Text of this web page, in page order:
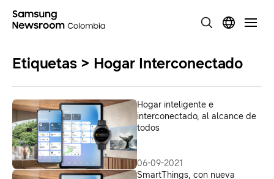
Etiquetas > Hogar Interconectado
Hogar inteligente e
interconectado, al alcance de
todos
06-09-2021
SmartThings, con nueva